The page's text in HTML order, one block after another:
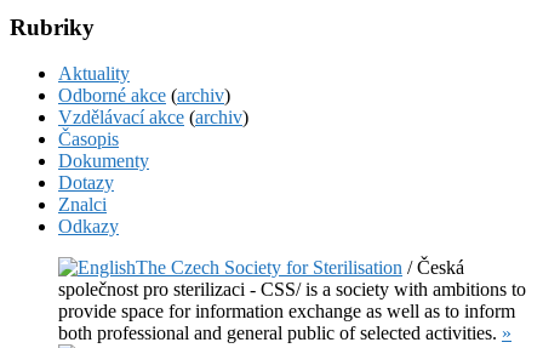
Rubriky
Aktuality
Odborné akce (archiv)
Vzdělávací akce (archiv)
Časopis
Dokumenty
Dotazy
Znalci
Odkazy
The Czech Society for Sterilisation / Česká
společnost pro sterilizaci - CSS/ is a society with ambitions to
provide space for information exchange as well as to inform
both professional and general public of selected activities. »